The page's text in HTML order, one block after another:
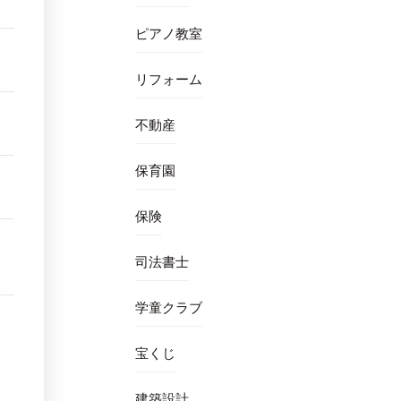
ピアノ教室
リフォーム
不動産
保育園
保険
司法書士
学童クラブ
宝くじ